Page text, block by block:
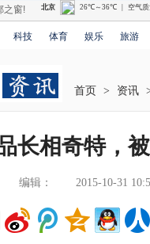
之窗!
科技 体育 娱乐 旅游
首页 > 资讯
长相奇特，
编辑： 2015-10-31